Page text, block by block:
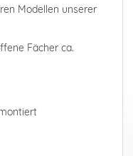
Modellen unserer
Fächer ca.